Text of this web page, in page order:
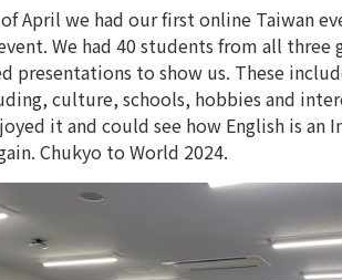
April we had our first online Taiwan
We had 40 students from all three
presentations to show us. These
culture, schools, hobbies and
it and could see how English is
Chukyo to World 2024.